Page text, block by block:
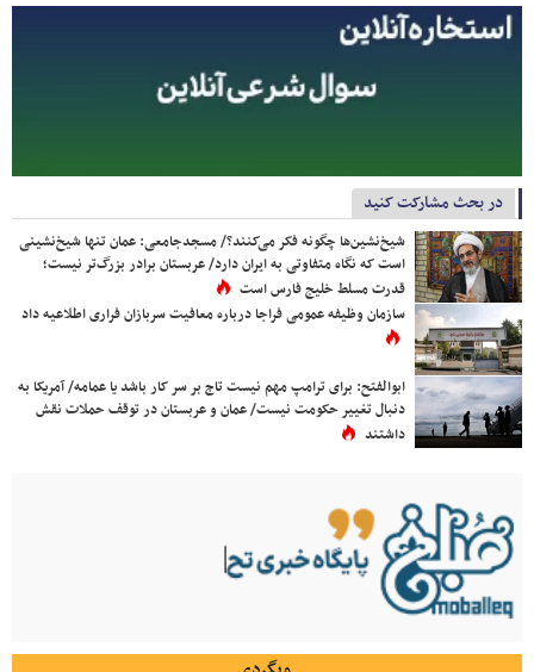
در بحث مشارکت کنید
شیخ‌نشین‌ها چگونه فکر می‌کنند؟/ مسجدجامعی: عمان تنها شیخ‌نشینی
است که نگاه متفاوتی به ایران دارد/ عربستان برادر بزرگ‌تر نیست؛
قدرت مسلط خلیج فارس است
سازمان وظیفه عمومی فراجا درباره معافیت سربازان فراری اطلاعیه داد
ابوالفتح: برای ترامپ مهم نیست تاج بر سر کار باشد یا عمامه/ آمریکا به
دنبال تغییر حکومت نیست/ عمان و عربستان در توقف حملات نقش
داشتند